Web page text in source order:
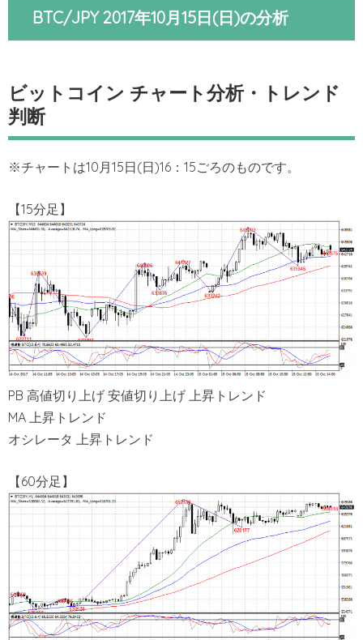
BTC/JPY 2017年10月15日(日)の分析
ビットコイン チャート分析・トレンド
判断
※チャートは10月15日(日)16：15ごろのものです。
【15分足】
PB 高値切り上げ 安値切り上げ 上昇トレンド
MA 上昇トレンド
オシレータ 上昇トレンド
【60分足】